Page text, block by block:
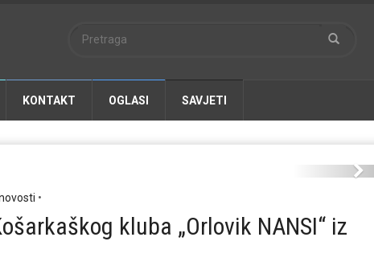
KONTAKT OGLASI SAVJETI
Next
•
kluba „Orlovik NANSI“ iz